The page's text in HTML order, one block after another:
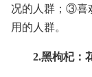
况的人群；③喜
用的人群。
2.黑枸杞：